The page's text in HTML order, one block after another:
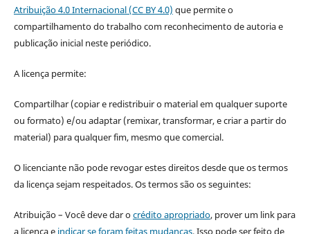
Atribuição 4.0 Internacional (CC BY 4.0) que permite o
compartilhamento do trabalho com reconhecimento de autoria e
publicação inicial neste periódico.
A licença permite:
Compartilhar (copiar e redistribuir o material em qualquer suporte
ou formato) e/ou adaptar (remixar, transformar, e criar a partir do
material) para qualquer fim, mesmo que comercial.
O licenciante não pode revogar estes direitos desde que os termos
da licença sejam respeitados. Os termos são os seguintes:
Atribuição – Você deve dar ocrédito apropriado, prover um link para
a licença e indicar se foram feitas mudanças. Isso pode ser feito de